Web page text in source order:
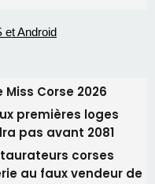
de la médecine
par une
les restaurants